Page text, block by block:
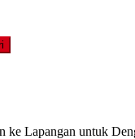
ke Lapangan untuk